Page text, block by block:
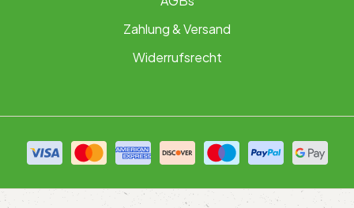
Zahlung & Versand
Widerrufsrecht